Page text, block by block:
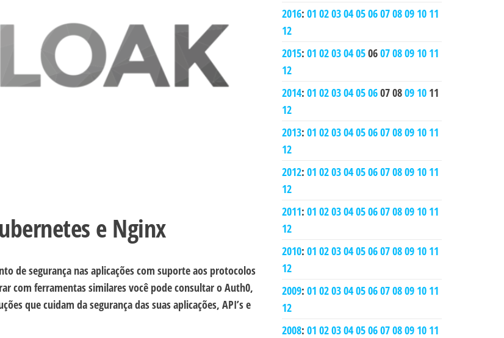
e Nginx
de segurança nas aplicações com suporte aos protocolos
com ferramentas similares você pode consultar o Auth0,
que cuidam da segurança das suas aplicações, API’s e
2016: 01 0203040506070809 10 11
12
2015: 01 0203040506070809 10 11
12
2014: 01 0203040506070809 10 11
12
2013: 01 0203040506070809 10 11
12
2012: 01 0203040506070809 10 11
12
2011: 01 0203040506070809 10 11
12
2010: 01 0203040506070809 10 11
12
2009: 01 0203040506070809 10 11
12
2008: 01 0203040506070809 10 11